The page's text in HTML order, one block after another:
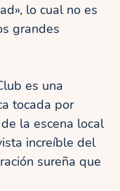
lo cual no es
grandes
es una
tocada por
la escena local
increíble del
sureña que